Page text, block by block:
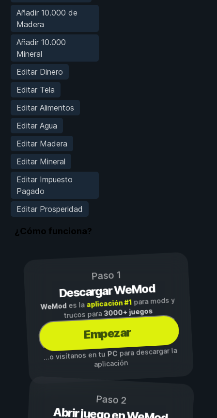
Añadir 10.000 de
Madera
Añadir 10.000
Mineral
Editar Dinero
Editar Tela
Editar Alimentos
Editar Agua
Editar Madera
Editar Mineral
Editar Impuesto
Pagado
Editar Prosperidad
¿Cómo funciona?
Paso 1
Descargar WeMod
WeMod es la aplicación #1para mods y
trucos para3000+ juegos
Empezar
...o visítanos en tuPCpara descargar la
aplicación
Paso 2